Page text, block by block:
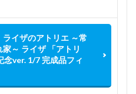
ライザのアトリエ ～常
～ ライザ 「アトリ
念ver. 1/7 完成品フィ